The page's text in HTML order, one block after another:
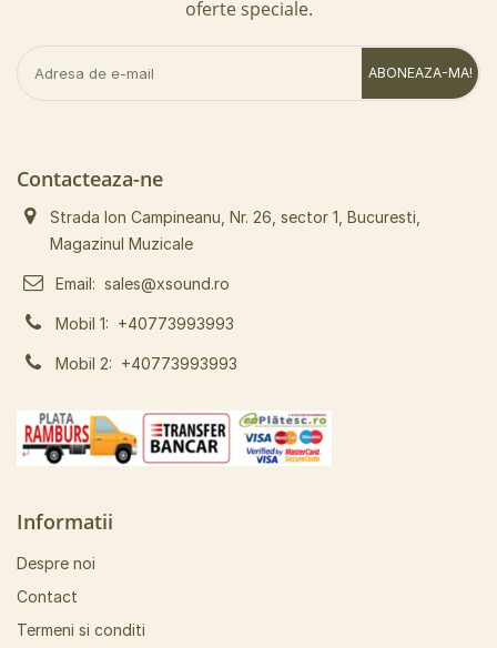
oferte speciale.
ABONEAZA-MA!
Contacteaza-ne
Strada Ion Campineanu, Nr. 26, sector 1, Bucuresti,
Magazinul Muzicale
Email: sales@xsound.ro
Mobil 1: +40773993993
Mobil 2: +40773993993
Informatii
Despre noi
Contact
Termeni si conditi